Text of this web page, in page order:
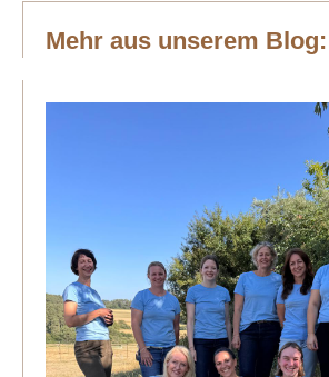
Mehr aus unserem Blog: